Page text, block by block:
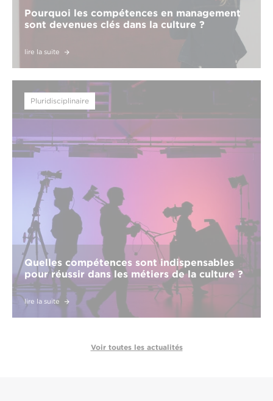
Pourquoi les compétences en management
sont devenues clés dans la culture ?
lire la suite
Pluridisciplinaire
Quelles compétences sont indispensables
pour réussir dans les métiers de la culture ?
lire la suite
Voir toutes les actualités